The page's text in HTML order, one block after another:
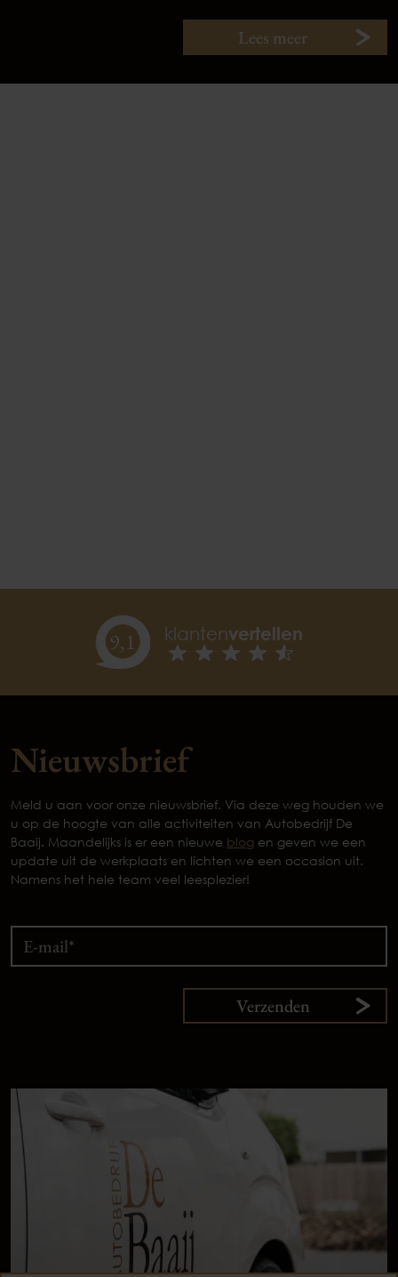
Lees meer
9,1 klantenvertellen
Nieuwsbrief
Meld u aan voor onze nieuwsbrief. Via deze weg houden we
u op de hoogte van alle activiteiten van Autobedrijf De
Baaij. Maandelijks is er een nieuwe blog en geven we een
update uit de werkplaats en lichten we een occasion uit.
Namens het hele team veel leesplezier!
Verzenden
9,1
klanten vertellen
Plan uw onderhoud